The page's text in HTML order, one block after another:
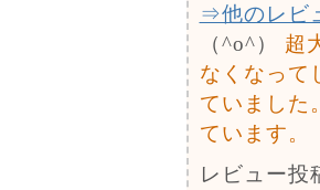
⇒他のレビ
（^o^）
超
なくなって
ていました
ています。
レビュー投